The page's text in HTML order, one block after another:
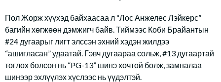
Пол Жорж хүүхэд байхаасаа л “Лос Анжелес Лэйкерс”
багийн хөгжөөн дэмжигч байв. Тиймээс Коби Брайантын
#24 дугаарыг лигт элссэн эхний хэдэн жилдээ
“ашигласан” удаатай. Гэвч дугаараа сольж, #13 дугаартай
тоглох болсон нь “PG-13” шинэ хочтой болж, замналаа
шинээр эхлүүлэх хүслээс нь үүдэлтэй.